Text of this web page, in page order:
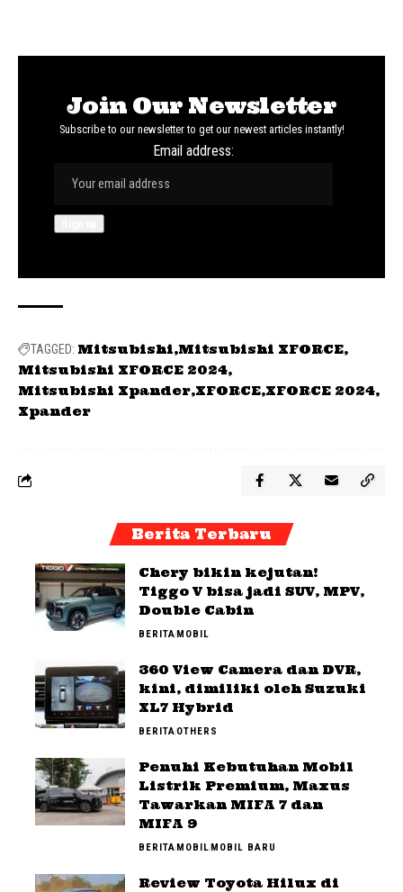
Join Our Newsletter
Subscribe to our newsletter to get our newest articles instantly!
Email address:
TAGGED: Mitsubishi Mitsubishi XFORCE
Mitsubishi XFORCE 2024
Mitsubishi Xpander XFORCE XFORCE 2024
Xpander
Berita Terbaru
Chery bikin kejutan!
Tiggo V bisa jadi SUV, MPV,
Double Cabin
BERITAMOBIL
360 View Camera dan DVR,
kini, dimiliki oleh Suzuki
XL7 Hybrid
BERITAOTHERS
Penuhi Kebutuhan Mobil
Listrik Premium, Maxus
Tawarkan MIFA 7 dan
MIFA 9
BERITAMOBILMOBIL BARU
Review Toyota Hilux di